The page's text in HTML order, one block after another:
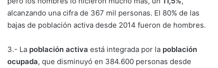
alcanzando una cifra de 367 mil personas. El 80% de las
bajas de población activa desde 2014 fueron de hombres.
3.- La población activa está integrada por la población
ocupada, que disminuyó en 384.600 personas desde